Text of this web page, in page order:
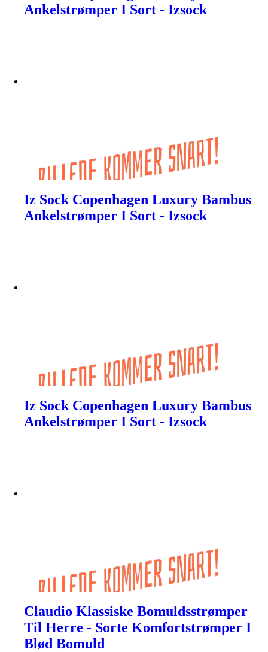
Ankelstrømper I Sort - Izsock
Iz Sock Copenhagen Luxury Bambus
Ankelstrømper I Sort - Izsock
Iz Sock Copenhagen Luxury Bambus
Ankelstrømper I Sort - Izsock
Claudio Klassiske Bomuldsstrømper
Til Herre - Sorte Komfortstrømper I
Blød Bomuld